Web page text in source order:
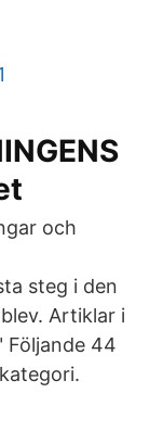
och
steg i den
Artiklar i
Följande 44